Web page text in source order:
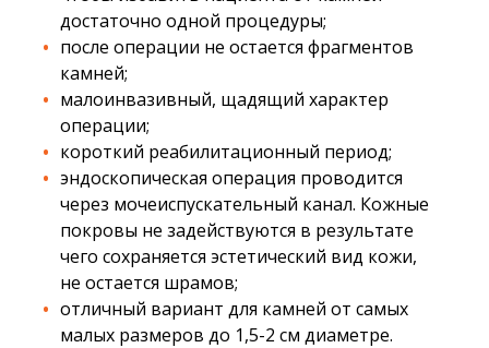
достаточно одной процедуры;
после операции не остается фрагментов
камней;
малоинвазивный, щадящий характер
операции;
короткий реабилитационный период;
эндоскопическая операция проводится
через мочеиспускательный канал. Кожные
покровы не задействуются в результате
чего сохраняется эстетический вид кожи,
не остается шрамов;
отличный вариант для камней от самых
малых размеров до 1,5-2 см диаметре.